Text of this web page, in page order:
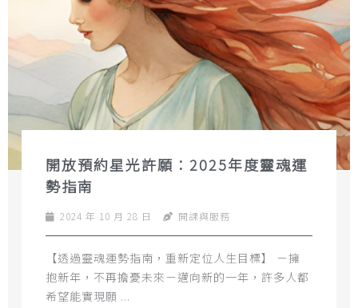
開放預約星光許願：2025年度靈魂運
勢指南
2024 年 10 月 28 日 開課與服務
【透過靈魂運勢指南，重新定位人生目標】 －擁
抱新年，不再擔憂未來－邁向新的一年，許多人都
希望能實現願 ...